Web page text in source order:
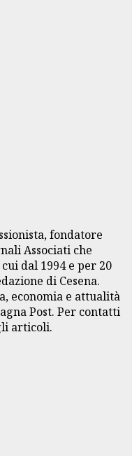
fondatore
Associati che
dal 1994 e per 20
di Cesena.
economia e attualità
Post. Per contatti
articoli.